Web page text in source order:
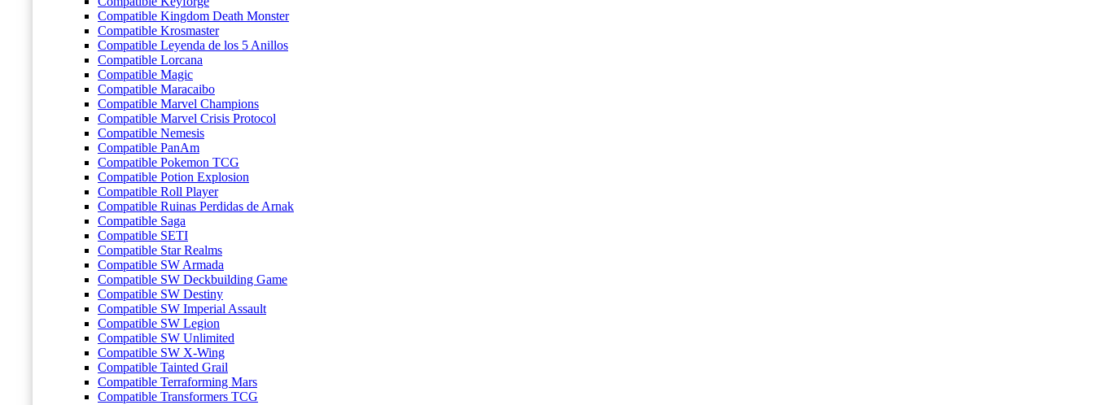
Compatible Kingdom Death Monster
Compatible Krosmaster
Compatible Leyenda de los 5 Anillos
Compatible Lorcana
Compatible Magic
Compatible Maracaibo
Compatible Marvel Champions
Compatible Marvel Crisis Protocol
Compatible Nemesis
Compatible PanAm
Compatible Pokemon TCG
Compatible Potion Explosion
Compatible Roll Player
Compatible Ruinas Perdidas de Arnak
Compatible Saga
Compatible SETI
Compatible Star Realms
Compatible SW Armada
Compatible SW Deckbuilding Game
Compatible SW Destiny
Compatible SW Imperial Assault
Compatible SW Legion
Compatible SW Unlimited
Compatible SW X-Wing
Compatible Tainted Grail
Compatible Terraforming Mars
Compatible Transformers TCG